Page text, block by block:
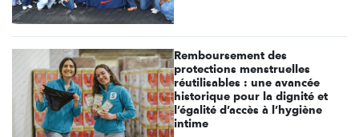
Remboursement des
protections menstruelles
réutilisables : une avancée
historique pour la dignité et
l’égalité d’accès à l’hygiène
intime